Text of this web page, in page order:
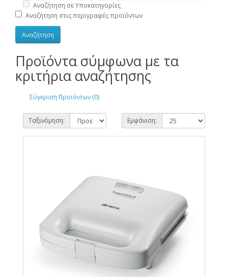
Αναζήτηση σε Υποκατηγορίες
Αναζήτηση στις περιγραφές προϊόντων
Προϊόντα σύμφωνα με τα
κριτήρια αναζήτησης
Σύγκριση Προϊόντων (0)
Ταξινόμηση: Εμφάνιση: